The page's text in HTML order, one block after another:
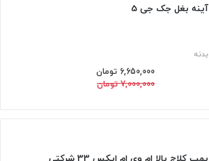
آینه بغل جک جی 5
بدنه
6,650,000 تومان
7,000,000 تومان